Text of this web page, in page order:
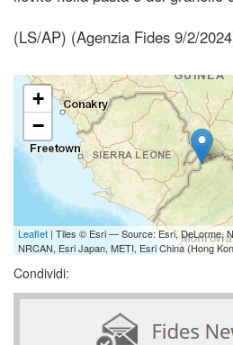
(LS/AP) (Agenzia Fides 9/2/
+
−
Leaflet | Tiles © Esri — Source: Esri, DeLorme,
NRCAN, Esri Japan, METI, Esri China (Hong
Condividi: